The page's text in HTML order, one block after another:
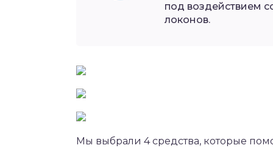
под воздействием
локонов.
Мы выбрали 4 средства, которые